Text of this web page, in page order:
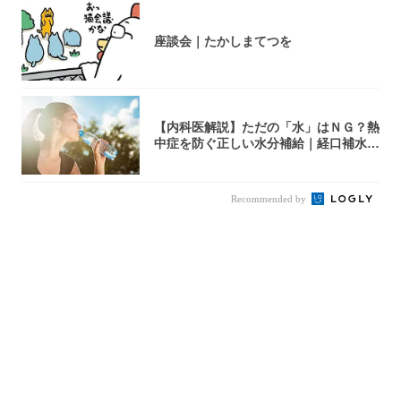
座談会｜たかしまてつを
【内科医解説】ただの「水」はＮＧ？熱
中症を防ぐ正しい水分補給｜経口補水
Recommended by